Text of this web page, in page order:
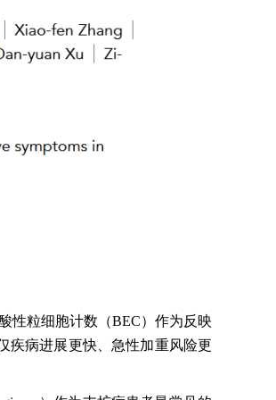
性粒细胞计数（BEC）作为反映
疾病进展更快、急性加重风险更